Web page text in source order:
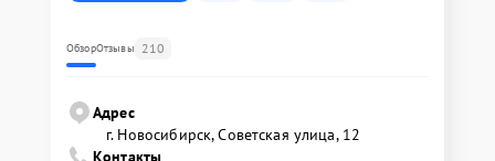
ОбзорОтзывы 210
Адрес
г. Новосибирск, Советская улица, 12
Контакты